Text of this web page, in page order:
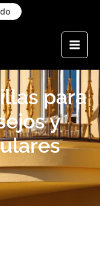
para
y